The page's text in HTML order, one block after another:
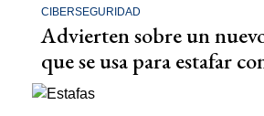
CIBERSEGURIDAD
Advierten sobre un
que se usa para estafar